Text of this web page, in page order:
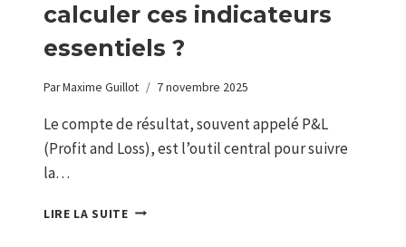
calculer ces indicateurs
essentiels ?
ParMaxime Guillot 7 novembre 2025
Le compte de résultat, souvent appelé P&L
(Profit and Loss), est l’outil central pour suivre
la…
LIRE LA SUITEPROFIT